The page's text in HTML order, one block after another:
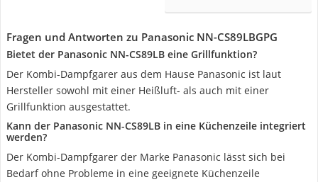
Fragen und Antworten zu Panasonic NN-CS89LBGPG
Bietet der Panasonic NN-CS89LB eine Grillfunktion?
Der Kombi-Dampfgarer aus dem Hause Panasonic ist laut
Hersteller sowohl mit einer Heißluft- als auch mit einer
Grillfunktion ausgestattet.
Kann der Panasonic NN-CS89LB in eine Küchenzeile integriert
werden?
Der Kombi-Dampfgarer der Marke Panasonic lässt sich bei
Bedarf ohne Probleme in eine geeignete Küchenzeile